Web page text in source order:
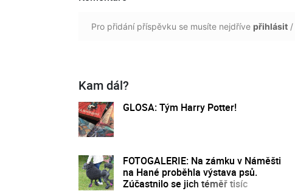
Pro přidání příspěvku se musíte nejdříve přihlásit /
Kam dál?
GLOSA: Tým Harry Potter!
FOTOGALERIE: Na zámku v Náměšti
na Hané proběhla výstava psů.
Zúčastnilo se jich téměř tisíc